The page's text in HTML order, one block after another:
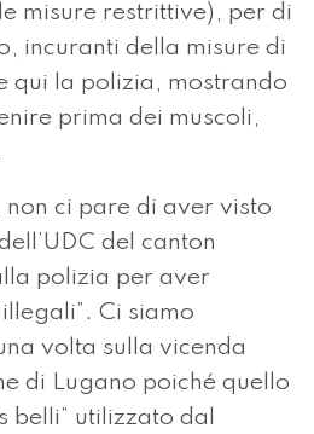
misure restrittive), per di
incuranti della misure di
qui la polizia, mostrando
prima dei muscoli,
non ci pare di aver visto
del canton
polizia per aver
Ci siamo
volta sulla vicenda
di Lugano poiché quello
belli” utilizzato dal